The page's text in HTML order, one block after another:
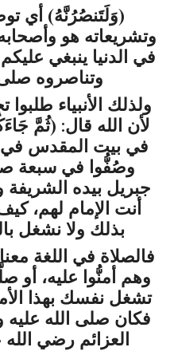
(وَلَتَنصُرُنَّهُ) أي
وتشريعاته هو
في الدنيا ينبغي
وتناصروه
ولذلك الأنبياء طلبوا
لأن الله قال: (ثُمَّ
في بيت المقدس في
وصُفُّوا في سبعة
جبريل بيده
أنت الإمام لهم،
بذلك ولا نشغل
فالصلاة في اللغة
وهم أمنُّوا عليه، أو
تشغل نفسك بهذا
فكان صلى الله عليه
العزائم رضي